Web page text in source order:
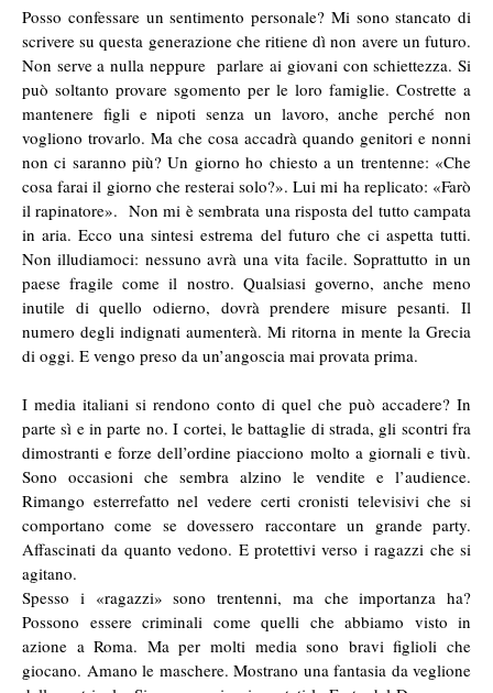
Posso confessare un sentimento personale? Mi sono stancato di
scrivere su questa generazione che ritiene dì non avere un futuro.
Non serve a nulla neppure parlare ai giovani con schiettezza. Si
può soltanto provare sgomento per le loro famiglie. Costrette a
mantenere figli e nipoti senza un lavoro, anche perché non
vogliono trovarlo. Ma che cosa accadrà quando genitori e nonni
non ci saranno più? Un giorno ho chiesto a un trentenne: «Che
cosa farai il giorno che resterai solo?». Lui mi ha replicato: «Farò
il rapinatore». Non mi è sembrata una risposta del tutto campata
in aria. Ecco una sintesi estrema del futuro che ci aspetta tutti.
Non illudiamoci: nessuno avrà una vita facile. Soprattutto in un
paese fragile come il nostro. Qualsiasi governo, anche meno
inutile di quello odierno, dovrà prendere misure pesanti. Il
numero degli indignati aumenterà. Mi ritorna in mente la Grecia
di oggi. E vengo preso da un’angoscia mai provata prima.
I media italiani si rendono conto di quel che può accadere? In
parte sì e in parte no. I cortei, le battaglie di strada, gli scontri fra
dimostranti e forze dell’ordine piacciono molto a giornali e tivù.
Sono occasioni che sembra alzino le vendite e l’audience.
Rimango esterrefatto nel vedere certi cronisti televisivi che si
comportano come se dovessero raccontare un grande party.
Affascinati da quanto vedono. E protettivi verso i ragazzi che si
agitano.
Spesso i «ragazzi» sono trentenni, ma che importanza ha?
Possono essere criminali come quelli che abbiamo visto in
azione a Roma. Ma per molti media sono bravi figlioli che
giocano. Amano le maschere. Mostrano una fantasia da veglione